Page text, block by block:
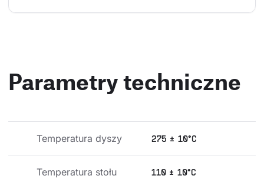
Parametry techniczne
Temperatura dyszy 275 ± 10°C
Temperatura stołu 110 ± 10°C